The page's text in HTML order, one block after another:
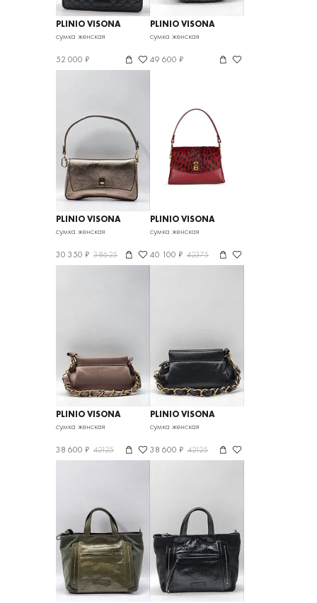
PLINIO VISONA
сумка женская
52 000 ₽
PLINIO VISONA
сумка женская
49 600 ₽
PLINIO VISONA
сумка женская
30 350 ₽ 38625
PLINIO VISONA
сумка женская
40 100 ₽ 42375
PLINIO VISONA
сумка женская
38 600 ₽ 42125
PLINIO VISONA
сумка женская
38 600 ₽ 42125